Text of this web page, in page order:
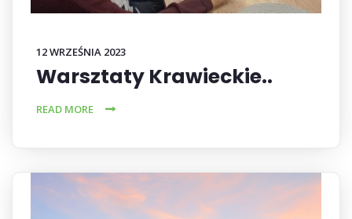
12 WRZEŚNIA 2023
Warsztaty Krawieckie..
READ MORE